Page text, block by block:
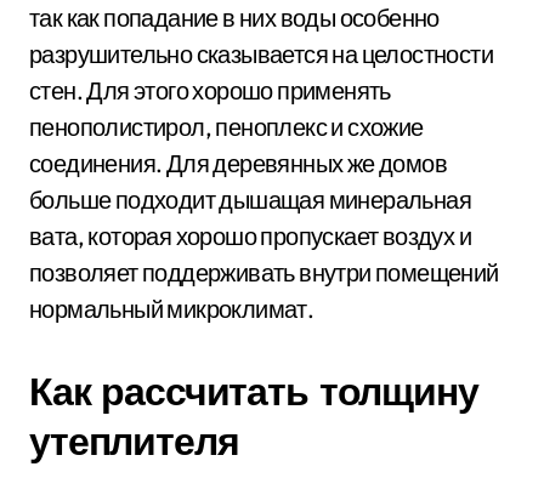
так как попадание в них воды особенно
разрушительно сказывается на целостности
стен. Для этого хорошо применять
пенополистирол, пеноплекс и схожие
соединения. Для деревянных же домов
больше подходит дышащая минеральная
вата, которая хорошо пропускает воздух и
позволяет поддерживать внутри помещений
нормальный микроклимат.
Как рассчитать толщину
утеплителя